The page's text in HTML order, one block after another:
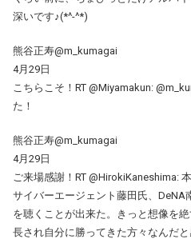
深いです♪(*^-^*)
熊谷正寿@m_kumagai
4月29日
こちらこそ！RT @Miyamakun:
た！
熊谷正寿@m_kumagai
4月29日
ご来場感謝！RT @HirokiKaneshima:
サイバーエージェント藤田氏、DeNA
を聴くことが出来た。きっと想像を
長され自分に勝ってきた方々なんだ